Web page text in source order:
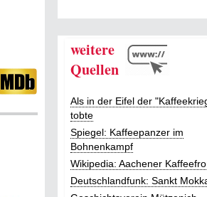
weitere
Quellen
Als in der Eifel der
tobte
Spiegel: Kaffeepanzer im
Bohnenkampf
Wikipedia: Aachener
Deutschlandfunk: Sankt